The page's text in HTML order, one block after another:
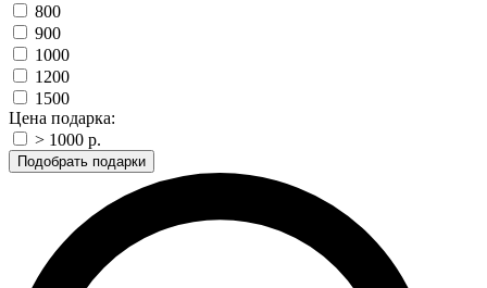
800
900
1000
1200
1500
Цена подарка:
> 1000 p.